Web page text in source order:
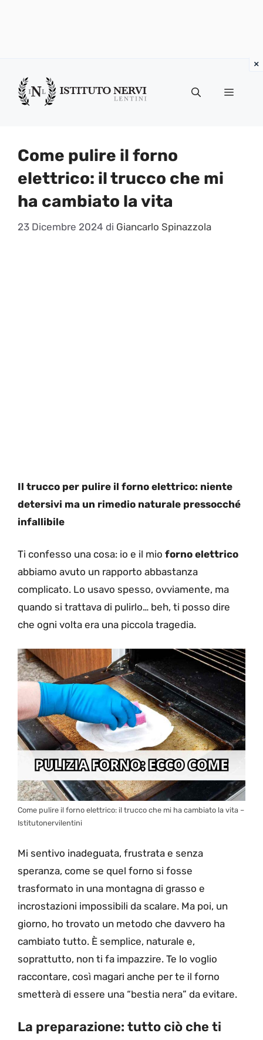
contenuto
Menu
Come pulire il forno
elettrico: il trucco che mi
ha cambiato la vita
23 Dicembre 2024 di Giancarlo Spinazzola
Il trucco per pulire il forno elettrico: niente
detersivi ma un rimedio naturale pressocché
infallibile
Ti confesso una cosa: io e il mio forno elettrico
abbiamo avuto un rapporto abbastanza
complicato. Lo usavo spesso, ovviamente, ma
quando si trattava di pulirlo… beh, ti posso dire
che ogni volta era una piccola tragedia.
Come pulire il forno elettrico: il trucco che mi ha cambiato la vita –
Istitutonervilentini
Mi sentivo inadeguata, frustrata e senza
speranza, come se quel forno si fosse
trasformato in una montagna di grasso e
incrostazioni impossibili da scalare. Ma poi, un
giorno, ho trovato un metodo che davvero ha
cambiato tutto. È semplice, naturale e,
soprattutto, non ti fa impazzire. Te lo voglio
raccontare, così magari anche per te il forno
smetterà di essere una “bestia nera” da evitare.
La preparazione: tutto ciò che ti